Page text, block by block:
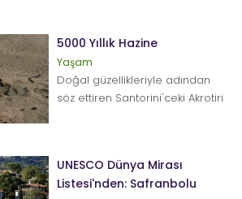
uzun s&uu...
5000 Yıllık Hazine
Yaşam
Doğal güzellikleriyle adından
söz ettiren Santorini'ceki Akrotiri
UNESCO Dünya Mirası
Listesi'nden: Safranbolu